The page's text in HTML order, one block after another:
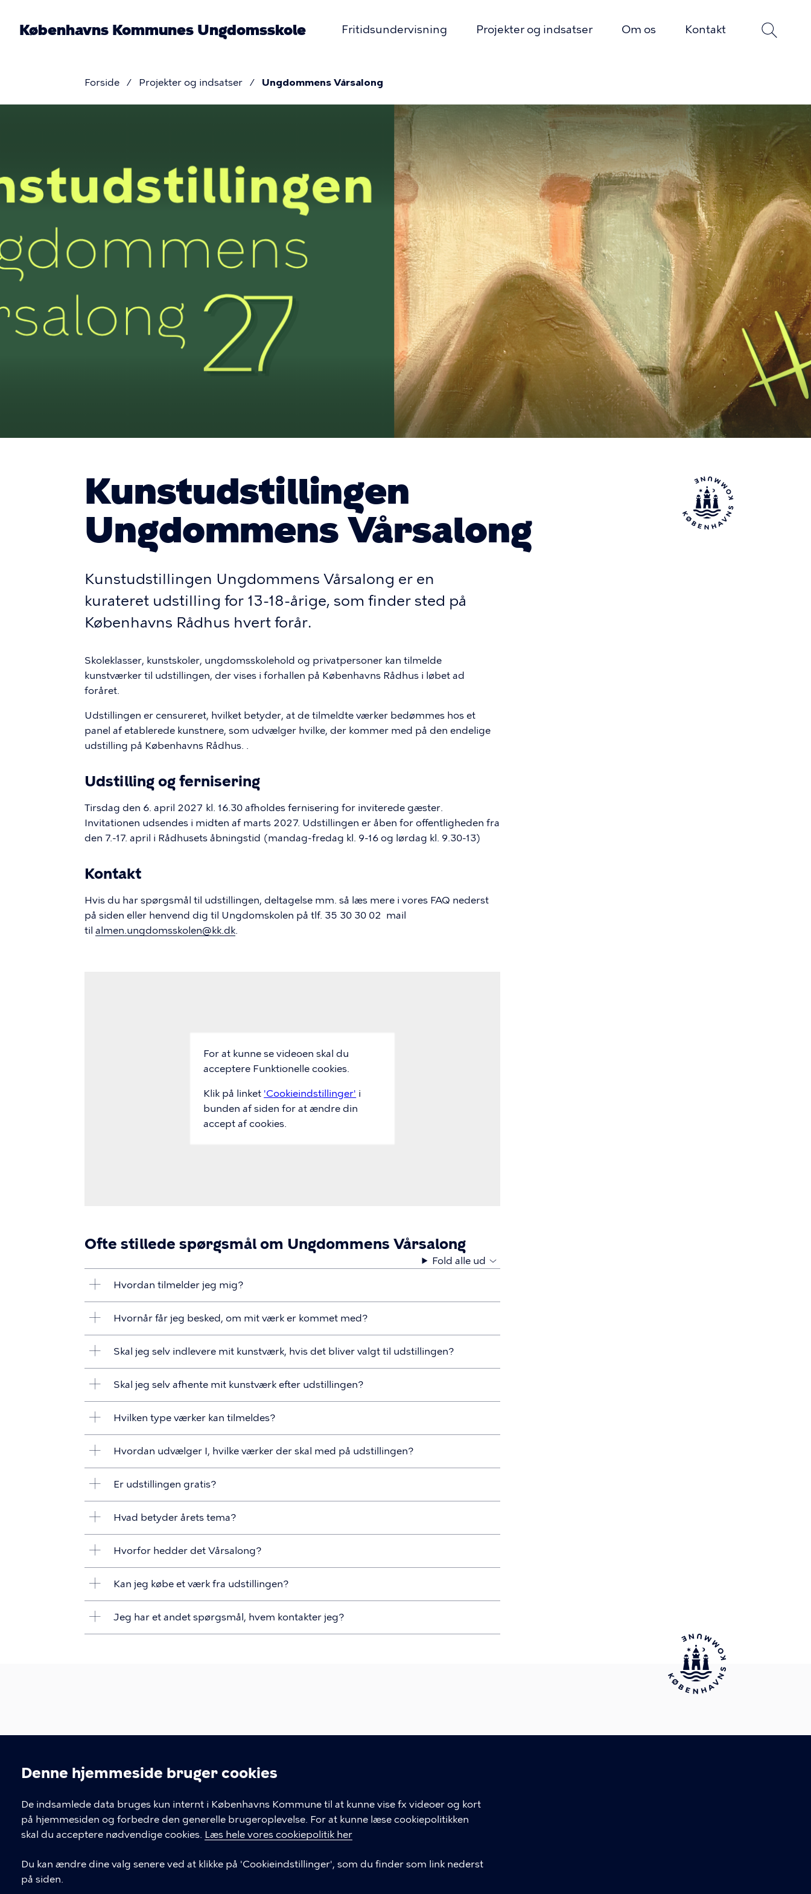
Cookieindstillinger
Denne hjemmeside bruger cookies
De indsamlede data bruges kun internt i Københavns Kommune til at kunne vise fx videoer og kort
på hjemmesiden og forbedre den generelle brugeroplevelse. For at kunne læse cookiepolitikken
skal du acceptere nødvendige cookies. Læs hele vores cookiepolitik her
Du kan ændre dine valg senere ved at klikke på 'Cookieindstillinger', som du finder som link nederst
på siden.
hovedindhold
Københavns Kommunes Ungdomsskole
navigation
Fritidsundervisning Projekter og indsatser Om os Kontakt
Brødkrumme
Forside Projekter og indsatser Ungdommens Vårsalong
Kunstudstillingen
Ungdommens Vårsalong
Kunstudstillingen Ungdommens Vårsalong er en
kurateret udstilling for 13-18-årige, som finder sted på
Københavns Rådhus hvert forår.
Skoleklasser, kunstskoler, ungdomsskolehold og privatpersoner kan tilmelde
kunstværker til udstillingen, der vises i forhallen på Københavns Rådhus i løbet ad
foråret.
Udstillingen er censureret, hvilket betyder, at de tilmeldte værker bedømmes hos et
panel af etablerede kunstnere, som udvælger hvilke, der kommer med på den endelige
udstilling på Københavns Rådhus. .
Udstilling og fernisering
Tirsdag den 6. april 2027 kl. 16.30 afholdes fernisering for inviterede gæster.
Invitationen udsendes i midten af marts 2027. Udstillingen er åben for offentligheden fra
den 7.-17. april i Rådhusets åbningstid (mandag-fredag kl. 9-16 og lørdag kl. 9.30-13)
Kontakt
Hvis du har spørgsmål til udstillingen, deltagelse mm. så læs mere i vores FAQ nederst
på siden eller henvend dig til Ungdomskolen på tlf. 35 30 30 02 mail
til almen.ungdomsskolen@kk.dk.
For at kunne se videoen skal du
acceptere Funktionelle cookies.
Klik på linket 'Cookieindstillinger' i
bunden af siden for at ændre din
accept af cookies.
Ofte stillede spørgsmål om Ungdommens Vårsalong
Fold alle ud
Hvordan tilmelder jeg mig?
Hvornår får jeg besked, om mit værk er kommet med?
Skal jeg selv indlevere mit kunstværk, hvis det bliver valgt til udstillingen?
Skal jeg selv afhente mit kunstværk efter udstillingen?
Hvilken type værker kan tilmeldes?
Hvordan udvælger I, hvilke værker der skal med på udstillingen?
Er udstillingen gratis?
Hvad betyder årets tema?
Hvorfor hedder det Vårsalong?
Kan jeg købe et værk fra udstillingen?
Jeg har et andet spørgsmål, hvem kontakter jeg?
CVR: 64942212
KONTAKT LINKS